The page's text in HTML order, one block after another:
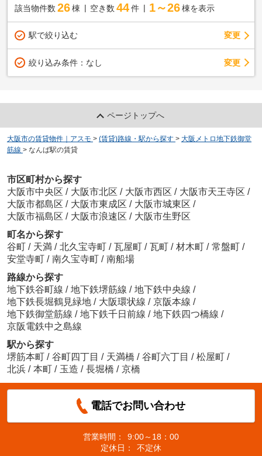
該当物件数 26棟 空き数 44 件 1～26 棟を表示
駅で絞り込む 変更
絞り込み条件： なし 変更
ページトップへ
大阪市の賃貸物件｜アスモ > (賃貸)路線・駅から探す > 大阪メトロ地下鉄御堂
筋線 > なんば駅の賃貸
市区町村から探す
大阪市中央区 / 大阪市北区 / 大阪市西区 / 大阪市天王寺区 /
大阪市都島区 / 大阪市東成区 / 大阪市城東区 /
大阪市福島区 / 大阪市浪速区 / 大阪市生野区
町名から探す
谷町 / 天満 / 北久宝寺町 / 瓦屋町 / 瓦町 / 材木町 / 常盤町 /
安堂寺町 / 南久宝寺町 / 南船場
路線から探す
地下鉄谷町線 / 地下鉄堺筋線 / 地下鉄中央線 /
地下鉄長堀鶴見緑地 / 大阪環状線 / 京阪本線 /
地下鉄御堂筋線 / 地下鉄千日前線 / 地下鉄四つ橋線 /
京阪電鉄中之島線
駅から探す
堺筋本町 / 谷町四丁目 / 天満橋 / 谷町六丁目 / 松屋町 /
北浜 / 本町 / 玉造 / 長堀橋 / 京橋
電話でお問い合わせ
営業時間：
9:00～18：00
定休日：
不定休